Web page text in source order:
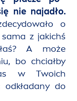
nie najadło.
o
z jakichś
A może
bo chciałby
w Twoich
do